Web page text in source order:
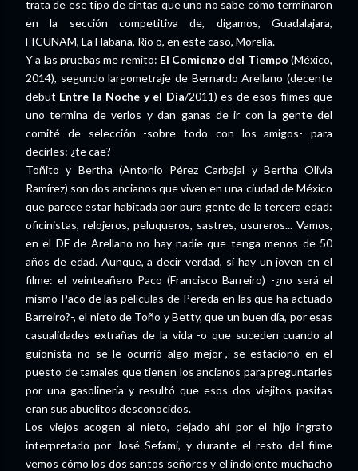
trata de ese tipo de cintas que uno no sabe cómo terminaron
en la sección competitiva de, digamos, Guadalajara,
FICUNAM, La Habana, Río o, en este caso, Morelia.
Y a las pruebas me remito: El Comienzo del Tiempo (México,
2014), segundo largometraje de Bernardo Arellano (decente
debut Entre la Noche y el Día/2011) es de esos filmes que
uno termina de verlos y dan ganas de ir con la gente del
comité de selección -sobre todo con los amigos- para
decirles: ¿te cae?
Toñito y Bertha (Antonio Pérez Carbajal y Bertha Olivia
Ramírez) son dos ancianos que viven en una ciudad de México
que parece estar habitada por pura gente de la tercera edad:
oficinistas, relojeros, peluqueros, sastres, usureros... Vamos,
en el DF de Arellano no hay nadie que tenga menos de 50
años de edad. Aunque, a decir verdad, sí hay un joven en el
filme: el veinteañero Paco (Francisco Barreiro) -¿no será el
mismo Paco de las películas de Pereda en las que ha actuado
Barreiro?-, el nieto de Toño y Betty, que un buen día, por esas
casualidades extrañas de la vida -o que suceden cuando al
guionista no se le ocurrió algo mejor-, se estacionó en el
puesto de tamales que tienen los ancianos para preguntarles
por una gasolinería y resultó que esos dos viejitos pasitas
eran sus abuelitos desconocidos.
Los viejos acogen al nieto, dejado ahí por el hijo ingrato
interpretado por José Sefami, y durante el resto del filme
vemos cómo los dos santos señores y el indolente muchacho